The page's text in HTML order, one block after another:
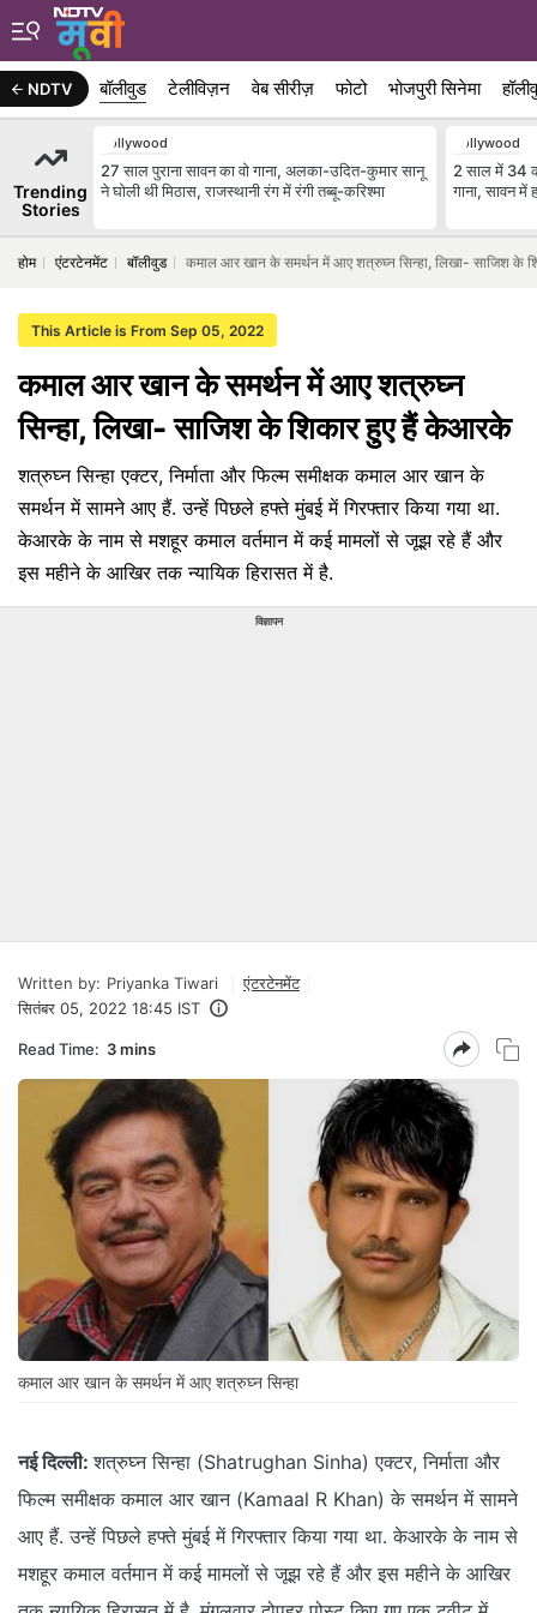
NDTV बॉलीवुड टेलीविज़न वेब सीरीज़ फोटो भोजपुरी सिनेमा
Trending
Stories
Bollywood
27 साल पुराना सावन का वो गाना, अलका-उदित-कुमार सानू
ने घोली थी मिठास, राजस्थानी रंग में रंगी तब्बू-करिश्मा
Bollywood
2 साल में 34
गाना, सावन
होम एंटरटेनमेंट बॉलीवुड कमाल आर खान के समर्थन में आए शत्रुघ्न सिन्हा, लिखा- साजिश के
This Article is From Sep 05, 2022
कमाल आर खान के समर्थन में आए शत्रुघ्न
सिन्हा, लिखा- साजिश के शिकार हुए हैं केआरके
शत्रुघ्न सिन्हा एक्टर, निर्माता और फिल्म समीक्षक कमाल आर खान के
समर्थन में सामने आए हैं. उन्हें पिछले हफ्ते मुंबई में गिरफ्तार किया गया था.
केआरके के नाम से मशहूर कमाल वर्तमान में कई मामलों से जूझ रहे हैं और
इस महीने के आखिर तक न्यायिक हिरासत में है.
विज्ञापन
Written by: Priyanka Tiwari
एंटरटेनमेंट
सितंबर 05, 2022 18:45 IST
Read Time: 3 mins
कमाल आर खान के समर्थन में आए शत्रुघ्न सिन्हा
नई दिल्ली: शत्रुघ्न सिन्हा (Shatrughan Sinha) एक्टर, निर्माता और
फिल्म समीक्षक कमाल आर खान (Kamaal R Khan) के समर्थन में सामने
आए हैं. उन्हें पिछले हफ्ते मुंबई में गिरफ्तार किया गया था. केआरके के नाम से
मशहूर कमाल वर्तमान में कई मामलों से जूझ रहे हैं और इस महीने के आखिर